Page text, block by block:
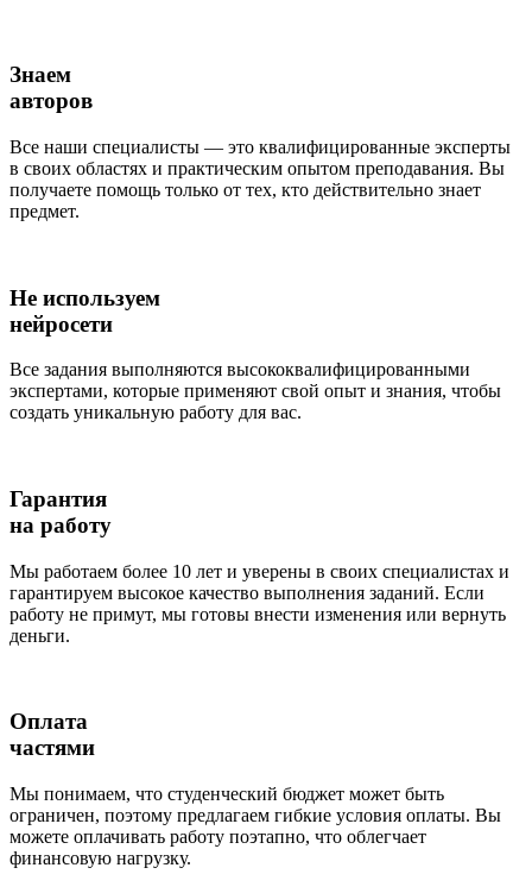
Знаем
авторов
Все наши специалисты — это квалифицированные эксперты
в своих областях и практическим опытом преподавания. Вы
получаете помощь только от тех, кто действительно знает
предмет.
Не используем
нейросети
Все задания выполняются высококвалифицированными
экспертами, которые применяют свой опыт и знания, чтобы
создать уникальную работу для вас.
Гарантия
на работу
Мы работаем более 10 лет и уверены в своих специалистах и
гарантируем высокое качество выполнения заданий. Если
работу не примут, мы готовы внести изменения или вернуть
деньги.
Оплата
частями
Мы понимаем, что студенческий бюджет может быть
ограничен, поэтому предлагаем гибкие условия оплаты. Вы
можете оплачивать работу поэтапно, что облегчает
финансовую нагрузку.